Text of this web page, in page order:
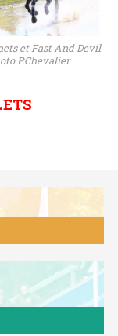
et Fast And Devil
P.Chevalier